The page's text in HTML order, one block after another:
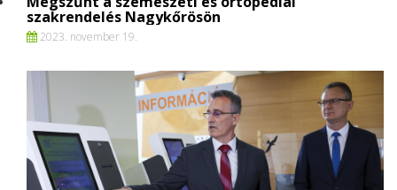
szakrendelés Nagykőrösön
2023. november 19.